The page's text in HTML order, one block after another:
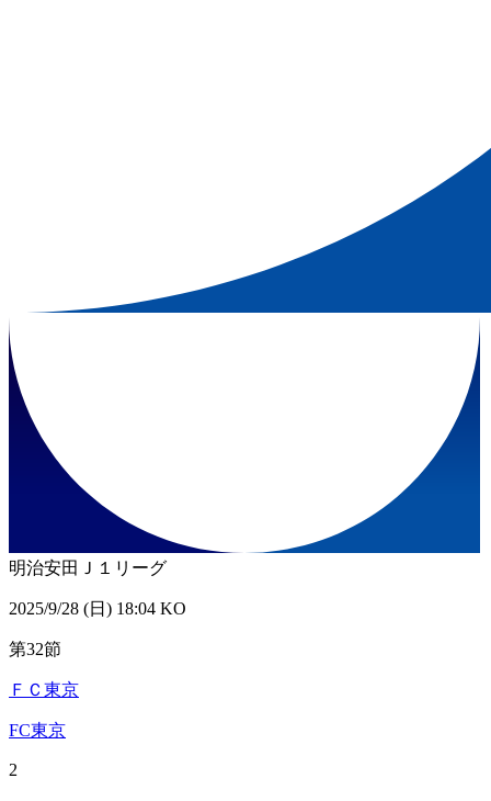
明治安田Ｊ１リーグ
2025/9/28 (日) 18:04 KO
第32節
ＦＣ東京
FC東京
2